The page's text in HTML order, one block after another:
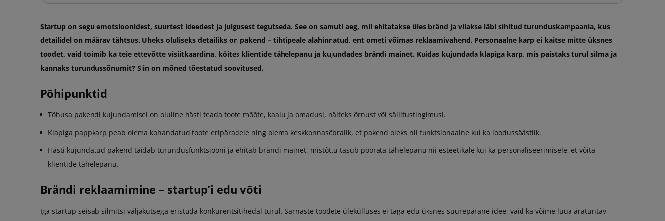
Startup on segu emotsioonidest, suurtest ideedest ja julgusest tegutseda. See on samuti aeg, mil ehitatakse üles bränd ja viiakse läbi sihitud turunduskampaania, kus
detailidel on määrav tähtsus. Üheks oluliseks detailiks on pakend – tihtipeale alahinnatud, ent ometi võimas reklaamivahend. Personaalne karp ei kaitse mitte üksnes
toodet, vaid toimib ka teie ettevõtte visiitkaardina, köites klientide tähelepanu ja kujundades brändi mainet. Kuidas kujundada klapiga karp, mis paistaks turul silma ja
kannaks turundussõnumit? Siin on mõned tõestatud soovitused.
Põhipunktid
Tõhusa pakendi kujundamisel on oluline hästi teada toote mõõte, kaalu ja omadusi, näiteks õrnust või säilitustingimusi.
Klapiga pappkarp peab olema kohandatud toote eripäradele ning olema keskkonnasõbralik, et pakend oleks nii funktsionaalne kui ka loodussäästlik.
Hästi kujundatud pakend täidab turundusfunktsiooni ja ehitab brändi mainet, mistõttu tasub pöörata tähelepanu nii esteetikale kui ka personaliseerimisele, et võita
klientide tähelepanu.
Brändi reklaamimine – startup’i edu võti
Iga startup seisab silmitsi väljakutsega eristuda konkurentsitihedal turul. Sarnaste toodete ülekülluses ei taga edu üksnes suurepärane idee, vaid ka võime luua äratuntav